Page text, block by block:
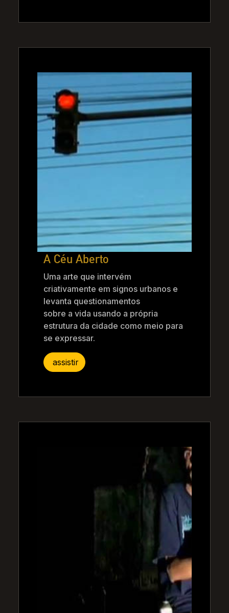
A Céu Aberto
Uma arte que intervém
criativamente em signos urbanos e
levanta questionamentos
sobre a vida usando a própria
estrutura da cidade como meio para
se expressar.
assistir